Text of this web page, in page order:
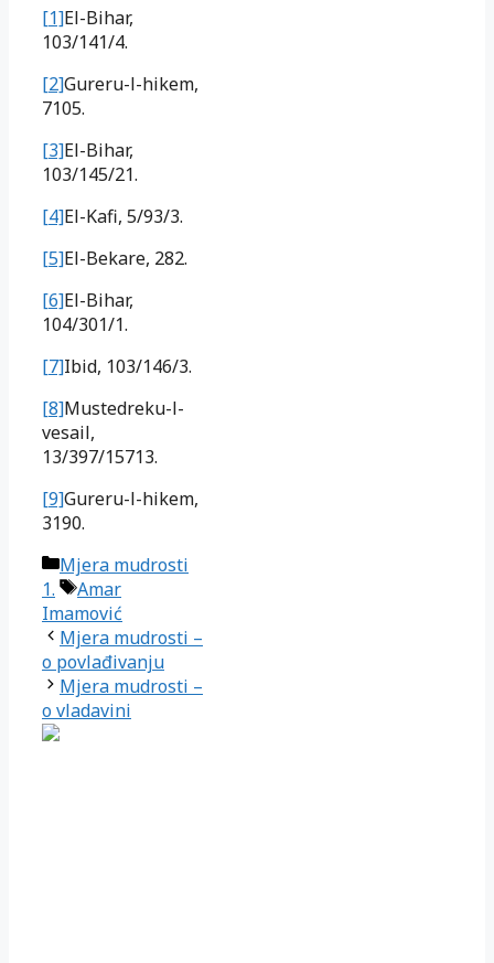
[1]El-Bihar,
103/141/4.
[2]Gureru-l-hikem,
7105.
[3]El-Bihar,
103/145/21.
[4]El-Kafi, 5/93/3.
[5]El-Bekare, 282.
[6]El-Bihar,
104/301/1.
[7]Ibid, 103/146/3.
[8]Mustedreku-l-
vesail,
13/397/15713.
[9]Gureru-l-hikem,
3190.
Kategorije
Mjera mudrosti
1.
Oznake
Amar
Imamović
Mjera mudrosti –
o povlađivanju
Mjera mudrosti –
o vladavini